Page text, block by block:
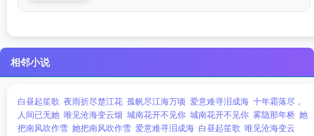
相邻小说
白昼起笙歌 夜雨折尽楚江花 孤帆尽江海万顷 爱意难寻泪成海 十年霜落尽，
人间已无她 唯见沧海变云烟 城南花开不见你 城南花开不见你 雾隐那年桥 她
把南风吹作雪 她把南风吹作雪 爱意难寻泪成海 白昼起笙歌 唯见沧海变云